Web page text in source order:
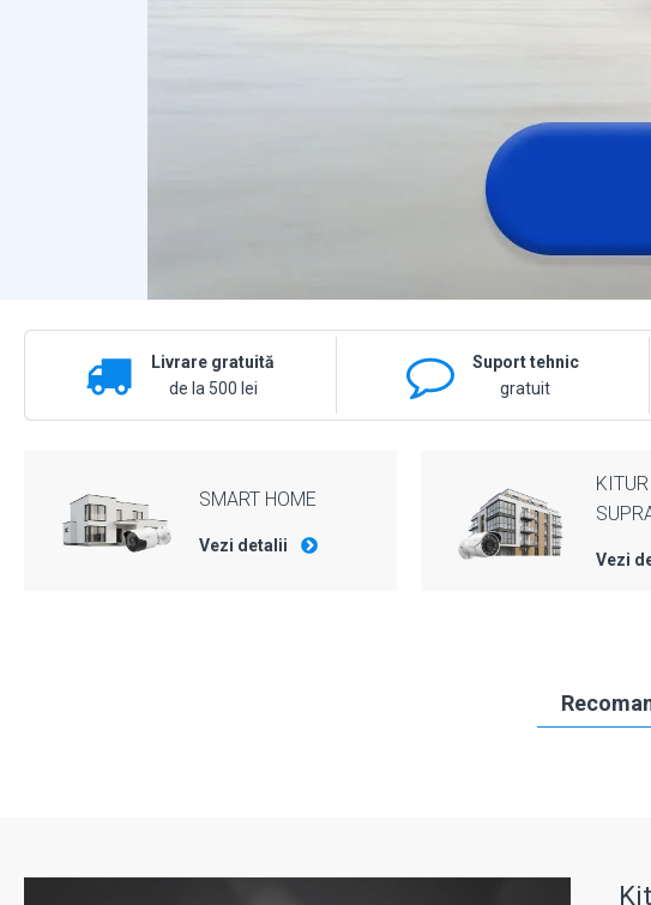
Livrare gratuită
de la 500 lei
Suport tehnic
gratuit
SMART HOME
Vezi detalii
Vezi